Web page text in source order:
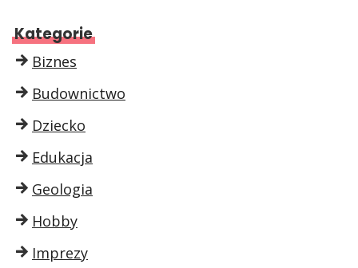
Kategorie
Biznes
Budownictwo
Dziecko
Edukacja
Geologia
Hobby
Imprezy